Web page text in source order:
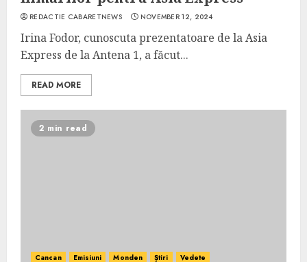
REDACTIE CABARETNEWS NOVEMBER 12, 2024
Irina Fodor, cunoscuta prezentatoare de la Asia
Express de la Antena 1, a făcut...
READ MORE
2 min read
Cancan Emisiuni Monden Știri Vedete